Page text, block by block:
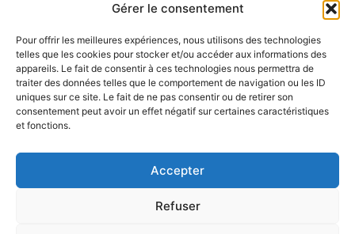
Gérer le consentement
Pour offrir les meilleures expériences, nous utilisons des technologies
telles que les cookies pour stocker et/ou accéder aux informations des
appareils. Le fait de consentir à ces technologies nous permettra de
traiter des données telles que le comportement de navigation ou les ID
uniques sur ce site. Le fait de ne pas consentir ou de retirer son
consentement peut avoir un effet négatif sur certaines caractéristiques
et fonctions.
Accepter
Refuser
Accueil
La Carte
Les Ateliers
Contact